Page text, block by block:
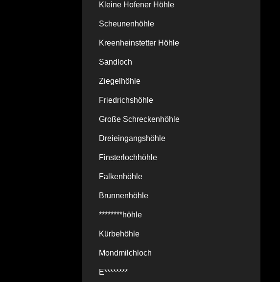
Kleine Hofener Höhle
Scheunenhöhle
Kreenheinstetter Höhle
Sandloch
Ziegelhöhle
Friedrichshöhle
Große Schreckenhöhle
Dreieingangshöhle
Finsterlochhöhle
Falkenhöhle
Brunnenhöhle
********höhle
Kürbehöhle
Mondmilchloch
E********